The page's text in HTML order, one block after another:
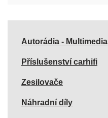
Autorádia - Multimedia
Příslušenství carhifi
Zesilovače
Náhradní díly